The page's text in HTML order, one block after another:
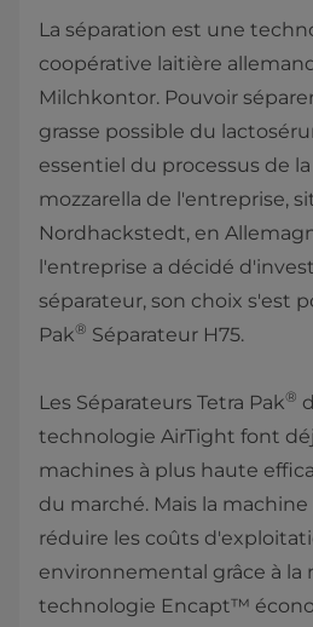
La séparation est une
coopérative laitière
Milchkontor. Pouvoir
grasse possible du
essentiel du processus de
mozzarella de l'entreprise,
Nordhackstedt, en
l'entreprise a décidé
séparateur, son choix s'est
Pak® Séparateur H75.
Les Séparateurs Tetra Pak®
technologie AirTight font
machines à plus haute
du marché. Mais la
réduire les coûts
environnemental grâce à la
technologie Encapt™